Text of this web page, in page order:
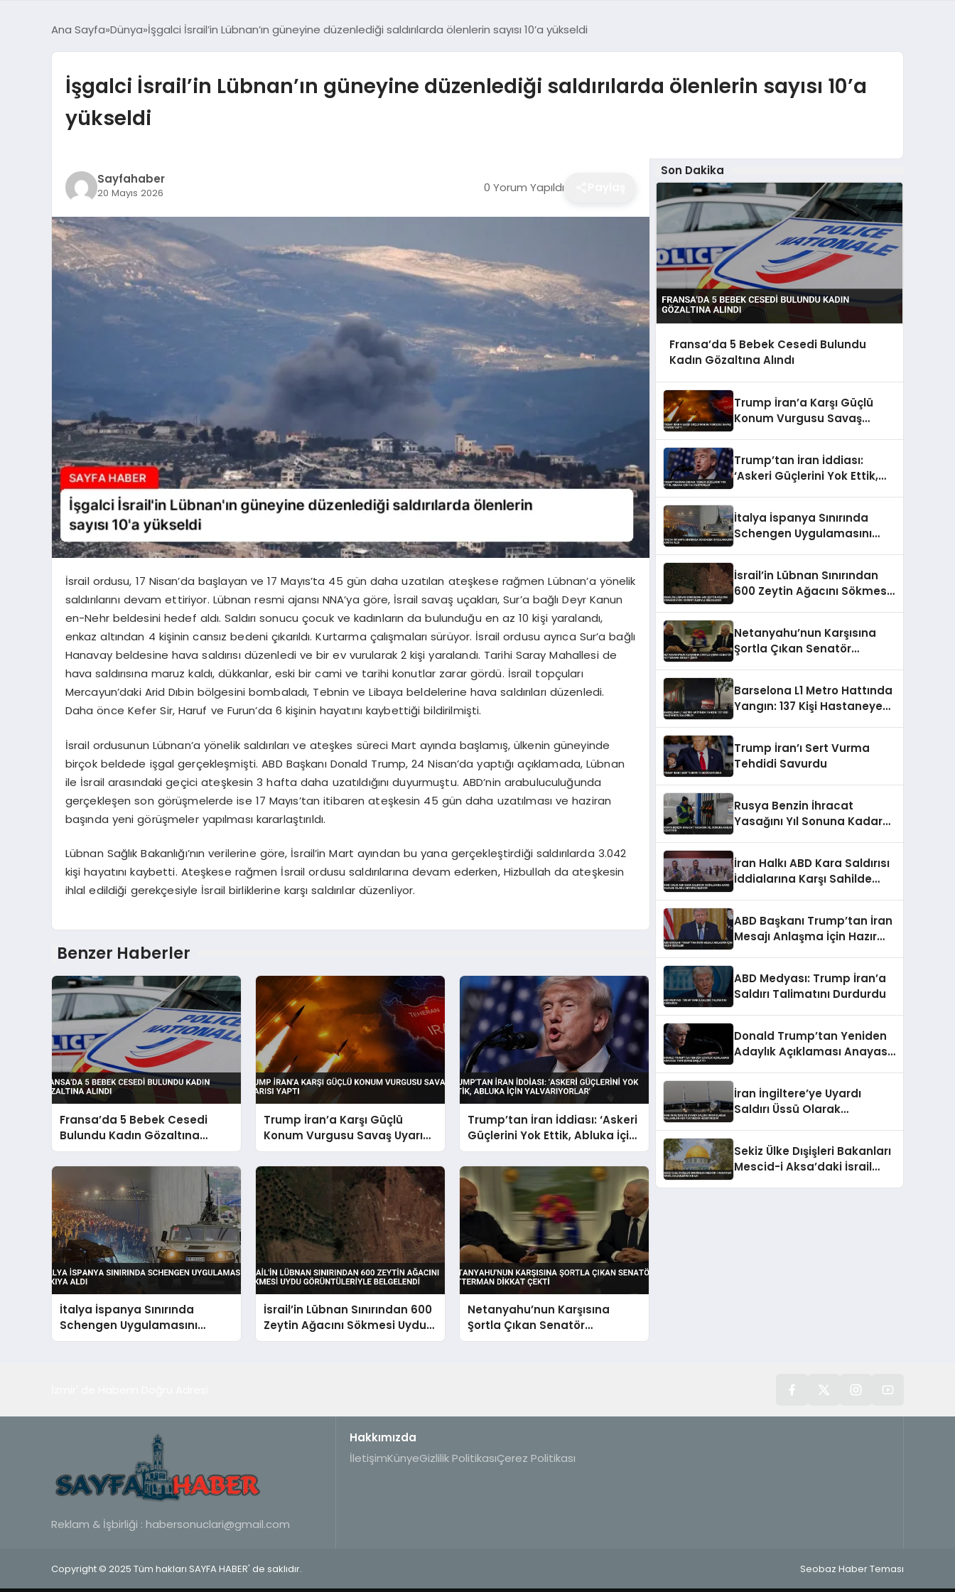
Ana Sayfa Dünya İşgalci İsrail’in Lübnan’ın güneyine düzenlediği saldırılarda ölenlerin sayısı 10’a yükseldi
İşgalci İsrail’in Lübnan’ın güneyine düzenlediği saldırılarda ölenlerin sayısı 10’a
yükseldi
Sayfahaber
20 Mayıs 2026 0 Yorum Yapıldı
İsrail ordusu, 17 Nisan’da başlayan ve 17 Mayıs’ta 45 gün daha uzatılan ateşkese rağmen Lübnan’a yönelik
saldırılarını devam ettiriyor. Lübnan resmi ajansı NNA’ya göre, İsrail savaş uçakları, Sur’a bağlı Deyr Kanun
en-Nehr beldesini hedef aldı. Saldırı sonucu çocuk ve kadınların da bulunduğu en az 10 kişi yaralandı,
enkaz altından 4 kişinin cansız bedeni çıkarıldı. Kurtarma çalışmaları sürüyor. İsrail ordusu ayrıca Sur’a bağlı
Hanavay beldesine hava saldırısı düzenledi ve bir ev vurularak 2 kişi yaralandı. Tarihi Saray Mahallesi de
hava saldırısına maruz kaldı, dükkanlar, eski bir cami ve tarihi konutlar zarar gördü. İsrail topçuları
Mercayun’daki Arid Dıbin bölgesini bombaladı, Tebnin ve Libaya beldelerine hava saldırıları düzenledi.
Daha önce Kefer Sir, Haruf ve Furun’da 6 kişinin hayatını kaybettiği bildirilmişti.
İsrail ordusunun Lübnan’a yönelik saldırıları ve ateşkes süreci Mart ayında başlamış, ülkenin güneyinde
birçok beldede işgal gerçekleşmişti. ABD Başkanı Donald Trump, 24 Nisan’da yaptığı açıklamada, Lübnan
ile İsrail arasındaki geçici ateşkesin 3 hafta daha uzatıldığını duyurmuştu. ABD’nin arabuluculuğunda
gerçekleşen son görüşmelerde ise 17 Mayıs’tan itibaren ateşkesin 45 gün daha uzatılması ve haziran
başında yeni görüşmeler yapılması kararlaştırıldı.
Lübnan Sağlık Bakanlığı’nın verilerine göre, İsrail’in Mart ayından bu yana gerçekleştirdiği saldırılarda 3.042
kişi hayatını kaybetti. Ateşkese rağmen İsrail ordusu saldırılarına devam ederken, Hizbullah da ateşkesin
ihlal edildiği gerekçesiyle İsrail birliklerine karşı saldırılar düzenliyor.
Benzer Haberler
Fransa’da 5 Bebek Cesedi
Bulundu Kadın Gözaltına
Alındı
Trump İran’a Karşı Güçlü
Konum Vurgusu Savaş Uyarısı
Yaptı
Trump’tan İran İddiası: ‘Askeri
Güçlerini Yok Ettik, Abluka İçin
Yalvarıyorlar’
İtalya İspanya Sınırında
Schengen Uygulamasını
Askıya Aldı
İsrail’in Lübnan Sınırından 600
Zeytin Ağacını Sökmesi Uydu
Görüntüleriyle Belgelendi
Netanyahu’nun Karşısına
Şortla Çıkan Senatör
Fetterman Dikkat Çekti
Son Dakika
Fransa’da 5 Bebek Cesedi Bulundu
Kadın Gözaltına Alındı
Trump İran’a Karşı Güçlü
Konum Vurgusu Savaş
Trump’tan İran İddiası:
‘Askeri Güçlerini Yok Ettik,
İtalya İspanya Sınırında
Schengen Uygulamasını
İsrail’in Lübnan Sınırından
600 Zeytin Ağacını Sökmesi
Netanyahu’nun Karşısına
Şortla Çıkan Senatör
Barselona L1 Metro Hattında
Yangın: 137 Kişi Hastaneye
Trump İran’ı Sert Vurma
Tehdidi Savurdu
Rusya Benzin İhracat
Yasağını Yıl Sonuna Kadar
İran Halkı ABD Kara Saldırısı
İddialarına Karşı Sahilde
ABD Başkanı Trump’tan İran
Mesajı Anlaşma İçin Hazır
ABD Medyası: Trump İran’a
Saldırı Talimatını Durdurdu
Donald Trump’tan Yeniden
Adaylık Açıklaması Anayasa
İran İngiltere’ye Uyardı
Saldırı Üssü Olarak
Sekiz Ülke Dışişleri Bakanları
Mescid-i Aksa’daki İsrail
Reklam & İşbirliği : habersonuclari@gmail.com
Hakkımızda
İletişimKünyeGizlilik PolitikasıÇerez Politikası
Copyright © 2025 Tüm hakları SAYFA HABER' de saklıdır. Seobaz Haber Teması